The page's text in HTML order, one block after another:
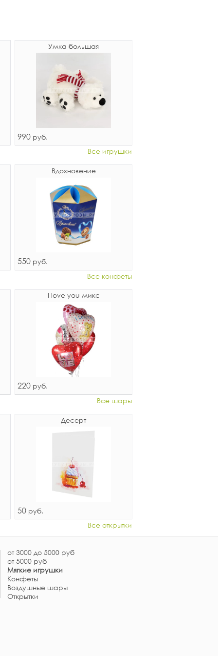
Умка большая
990 руб.
Все игрушки
Вдохновение
550 руб.
Все конфеты
I love you микс
220 руб.
Все шары
Десерт
50 руб.
Все открытки
от 3000 до 5000 руб
от 5000 руб
Мягкие игрушки
Конфеты
Воздушные шары
Открытки